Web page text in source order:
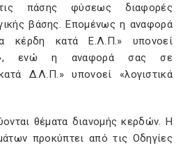
πάσης φύσεως διαφορές
βάσης. Επομένως η αναφορά
κέρδη κατά Ε.Λ.Π.» υπονοεί
ενώ η αναφορά σας σε
Δ.Λ.Π.» υπονοεί «λογιστικά
θέματα διανομής κερδών. Η
προκύπτει από τις Οδηγίες